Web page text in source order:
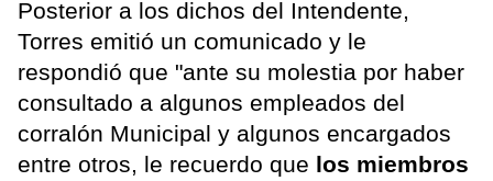
Posterior a los dichos del Intendente,
Torres emitió un comunicado y le
respondió que "ante su molestia por haber
consultado a algunos empleados del
corralón Municipal y algunos encargados
entre otros, le recuerdo que los miembros